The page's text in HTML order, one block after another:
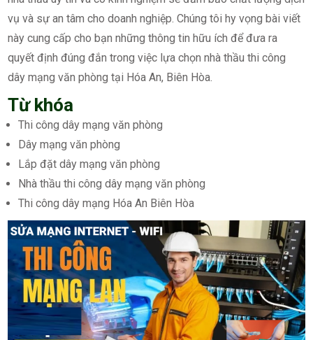
vụ và sự an tâm cho doanh nghiệp. Chúng tôi hy vọng bài viết
này cung cấp cho bạn những thông tin hữu ích để đưa ra
quyết định đúng đắn trong việc lựa chọn nhà thầu thi công
dây mạng văn phòng tại Hóa An, Biên Hòa.
Từ khóa
Thi công dây mạng văn phòng
Dây mạng văn phòng
Lắp đặt dây mạng văn phòng
Nhà thầu thi công dây mạng văn phòng
Thi công dây mạng Hóa An Biên Hòa